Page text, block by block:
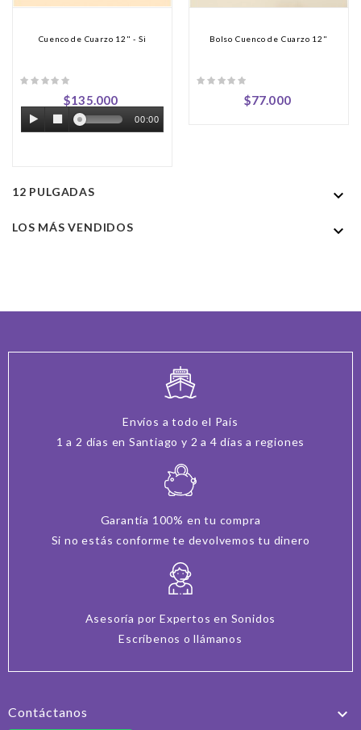
Cuenco de Cuarzo 12" - Si
Precio
$135.000
00:00
Bolso Cuenco de Cuarzo 12"
Precio
$77.000
12 PULGADAS 
LOS MÁS VENDIDOS 
Envíos a todo el País
1 a 2 días en Santiago y 2 a 4 días a regiones
Garantía 100% en tu compra
Si no estás conforme te devolvemos tu dinero
Asesoría por Expertos en Sonidos
Escríbenos o llámanos
Contáctanos 